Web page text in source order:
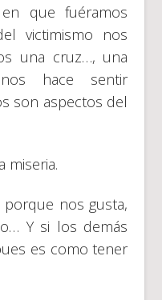
que fuéramos
victimismo nos
una cruz…, una
hace sentir
son aspectos del
miseria.
nos gusta,
Y si los demás
es como tener